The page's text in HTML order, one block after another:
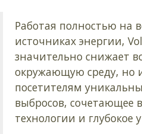
Работая полностью на
источниках энергии,
значительно снижает
окружающую среду, но
посетителям
выбросов, сочетающее
технологии и глубокое